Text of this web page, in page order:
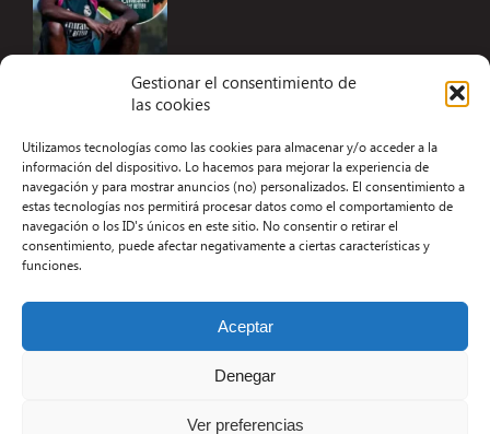
Gestionar el consentimiento de
las cookies
Utilizamos tecnologías como las cookies para almacenar y/o acceder a la
información del dispositivo. Lo hacemos para mejorar la experiencia de
navegación y para mostrar anuncios (no) personalizados. El consentimiento a
estas tecnologías nos permitirá procesar datos como el comportamiento de
navegación o los ID's únicos en este sitio. No consentir o retirar el
consentimiento, puede afectar negativamente a ciertas características y
funciones.
Aceptar
Denegar
Ver preferencias
Aviso Legal
Términos y condiciones
Política de privacidad
Contacto
Desarrollo Web por Kiwop